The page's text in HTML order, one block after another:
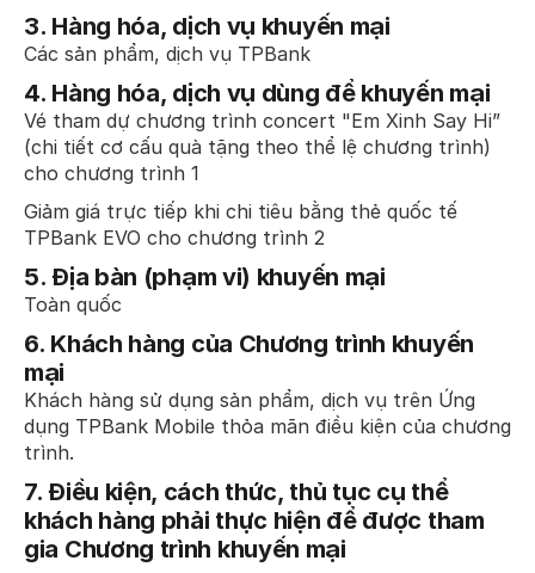
3. Hàng hóa, dịch vụ khuyến mại
Các sản phẩm, dịch vụ TPBank
4. Hàng hóa, dịch vụ dùng để khuyến mại
Vé tham dự chương trình concert "Em Xinh Say Hi”
(chi tiết cơ cấu quà tặng theo thể lệ chương trình)
cho chương trình 1
Giảm giá trực tiếp khi chi tiêu bằng thẻ quốc tế
TPBank EVO cho chương trình 2
5.Địa bàn (phạm vi) khuyến mại
Toàn quốc
6. Khách hàng của Chương trình khuyến
mại
Khách hàng sử dụng sản phẩm, dịch vụ trên Ứng
dụng TPBank Mobile thỏa mãn điều kiện của chương
trình.
7. Điều kiện, cách thức, thủ tục cụ thể
khách hàng phải thực hiện để được tham
gia Chương trình khuyến mại